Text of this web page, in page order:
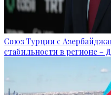
Союз Турции с
стабильности в регионе –